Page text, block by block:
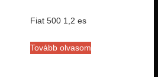
Fiat 500 1,2 es
Tovább olvasom